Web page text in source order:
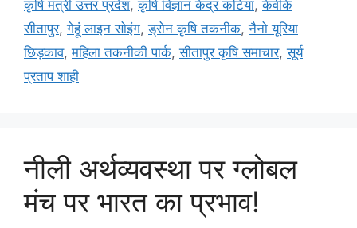
कृषि मंत्री उत्तर प्रदेश,कृषि विज्ञान केंद्र कटिया,केवीके
सीतापुर,गेहूं लाइन सोइंग,ड्रोन कृषि तकनीक,नैनो यूरिया
छिड़काव,महिला तकनीकी पार्क,सीतापुर कृषि समाचार,सूर्य
प्रताप शाही
नीली अर्थव्यवस्था पर ग्लोबल
मंच पर भारत का प्रभाव!